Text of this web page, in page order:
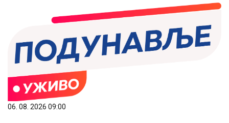
06. 08. 2026 09:00